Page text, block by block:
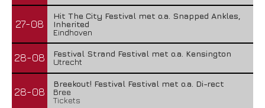
27-08
Hit The City Festival met o.a. Snapped Ankles,
Inherited
Eindhoven
28-08
Festival Strand Festival met o.a. Kensington
Utrecht
28-08
Breekout! Festival Festival met o.a. Di-rect
Bree
Tickets